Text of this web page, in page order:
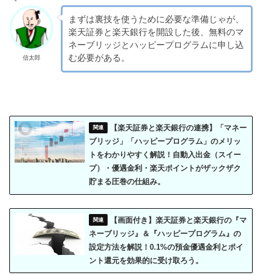
信太郎
まずは裏技を使うために必要な準備じゃが、
楽天証券と楽天銀行を開設した後、無料のマ
ネーブリッジとハッピープログラムに申し込
む必要がある。
【楽天証券と楽天銀行の連携】「マネー
ブリッジ」「ハッピープログラム」のメリッ
トをわかりやすく解説！自動入出金（スイー
プ）・優遇金利・楽天ポイントがザックザク
貯まる圧巻の仕組み。
【画面付き】楽天証券と楽天銀行の『マ
ネーブリッジ』＆『ハッピープログラム』の
設定方法を解説！0.1%の預金優遇金利とポイ
ント還元を効果的に受け取ろう。